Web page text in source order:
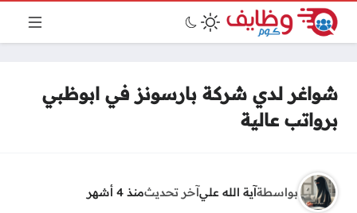
شواغر لدي شركة بارسونز في ابوظبي
برواتب عالية
بواسطةآية الله عليآخر تحديثمنذ 4 أشهر